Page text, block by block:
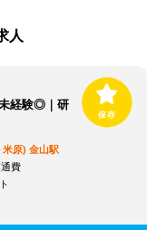
人
未経験◎｜研
米原) 金山駅
費